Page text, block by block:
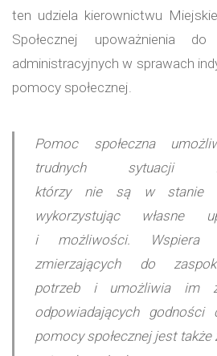
ten udziela kierownictwu
Społecznej upoważnienia
administracyjnych w sprawach
pomocy społecznej.
Pomoc społeczna
trudnych sytuacji
którzy nie są w stanie
wykorzystując własne
i możliwości. Wspiera
zmierzających do
potrzeb i umożliwia im
odpowiadających godności
pomocy społecznej jest